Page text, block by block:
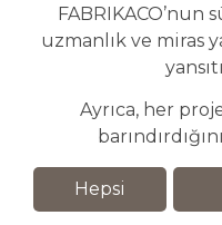
FABRIKACO’nun
uzmanlık ve miras
Ayrıca, her
Hepsi